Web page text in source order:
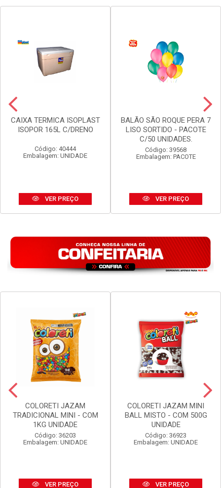
CAIXA TERMICA ISOPLAST
ISOPOR 165L C/DRENO
Código: 40444
Embalagem: UNIDADE
VER PREÇO
BALÃO SÃO ROQUE PERA 7
LISO SORTIDO - PACOTE
C/50 UNIDADES.
Código: 39568
Embalagem: PACOTE
VER PREÇO
COLORETI JAZAM
TRADICIONAL MINI - COM
1KG UNIDADE
Código: 36203
Embalagem: UNIDADE
VER PREÇO
COLORETI JAZAM MINI
BALL MISTO - COM 500G
UNIDADE
Código: 36923
Embalagem: UNIDADE
VER PREÇO